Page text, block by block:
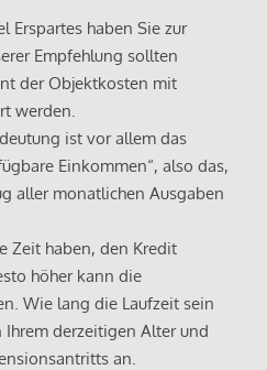
Erspartes haben Sie zur
Empfehlung sollten
der Objektkosten mit
werden.
ist vor allem das
Einkommen“, also das,
aller monatlichen Ausgaben
Zeit haben, den Kredit
höher kann die
Wie lang die Laufzeit sein
derzeitigen Alter und
an.